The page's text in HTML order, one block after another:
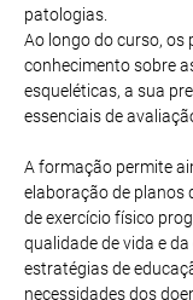
patologias.
Ao longo do curso,
conhecimento sobre
esqueléticas, a sua
essenciais de
A formação permite
elaboração de planos
de exercício físico
qualidade de vida e
estratégias de
necessidades dos